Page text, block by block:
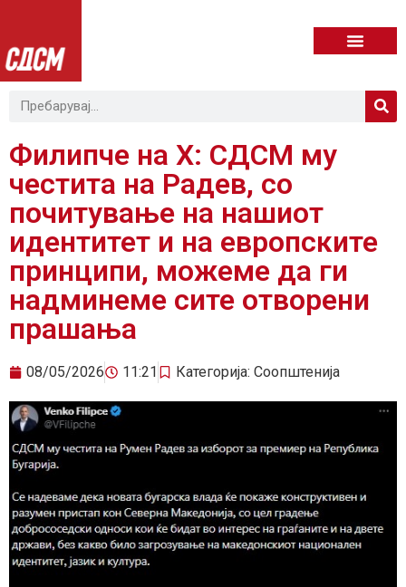
Филипче на X: СДСМ му
честита на Радев, со
почитување на нашиот
идентитет и на европските
принципи, можеме да ги
надминеме сите отворени
прашања
08/05/2026 11:21 Категорија: Соопштенија